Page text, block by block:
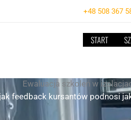
+48 508 367
START
Ewaluacja szkoleń w
jak feedback kursantów podnosi